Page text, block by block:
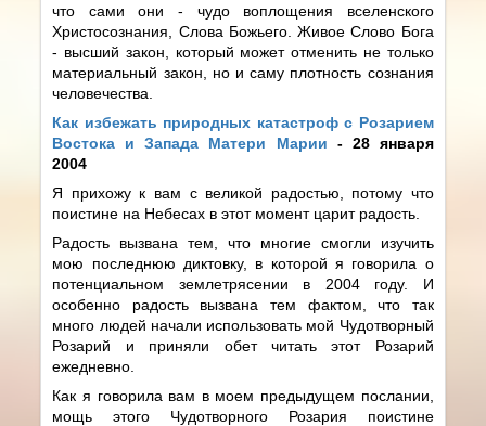
что сами они - чудо воплощения вселенского
Христосознания, Слова Божьего. Живое Слово Бога
- высший закон, который может отменить не только
материальный закон, но и саму плотность сознания
человечества.
Как избежать природных катастроф с Розарием
Востока и Запада Матери Марии - 28 января
2004
Я прихожу к вам с великой радостью, потому что
поистине на Небесах в этот момент царит радость.
Радость вызвана тем, что многие смогли изучить
мою последнюю диктовку, в которой я говорила о
потенциальном землетрясении в 2004 году. И
особенно радость вызвана тем фактом, что так
много людей начали использовать мой Чудотворный
Розарий и приняли обет читать этот Розарий
ежедневно.
Как я говорила вам в моем предыдущем послании,
мощь этого Чудотворного Розария поистине